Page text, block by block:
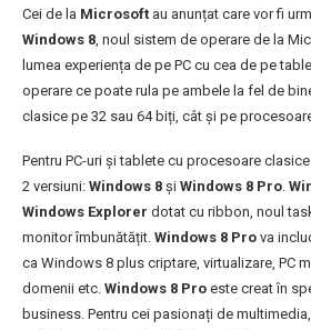
Cei de la Microsoft au anunțat care vor fi
Windows 8, noul sistem de operare de la
lumea experiența de pe PC cu cea de pe
operare ce poate rula pe ambele la fel de
clasice pe 32 sau 64 biți, cât și pe
Pentru PC-uri și tablete cu procesoare
2 versiuni: Windows 8 și Windows 8 Pro.
Windows Explorer dotat cu ribbon, noul
monitor îmbunătățit. Windows 8 Pro va
ca Windows 8 plus criptare, virtualizare, PC
domenii etc. Windows 8 Pro este creat în
business. Pentru cei pasionați de multimedia,